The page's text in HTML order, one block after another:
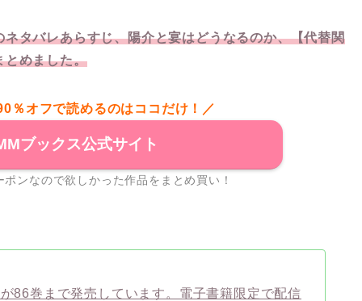
タバレあらすじ、陽介と宴はどうなるのか、【代替関
とめました。
％オフで読めるのはココだけ！／
ブックス公式サイト
ンなので欲しかった作品をまとめ買い！
86巻まで発売しています。電子書籍限定で配信